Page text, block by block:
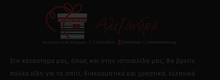
Στο κατάστημα μας, όπως και στην ιστοσελίδα μας, θα βρείτε
πολλά είδη για το σπίτι, διακοσμητικά και χρηστικά, ελληνικά